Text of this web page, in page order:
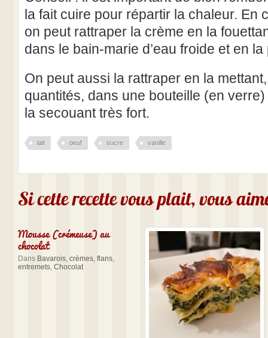
la fait cuire pour répartir la chaleur. En
on peut rattraper la crème en la
dans le bain-marie d’eau froide et en
On peut aussi la rattraper en la
quantités, dans une bouteille (en
la secouant très fort.
lait oeuf sucre vanille
Si cette recette vous plait, vous
Mousse (crémeuse) au
chocolat
Dans Bavarois, crèmes, flans,
entremets, Chocolat